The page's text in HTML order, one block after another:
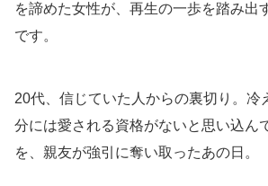
を諦めた女性が、再生の一歩を踏み出
です。
20代、信じていた人からの裏切り。冷
分には愛される資格がないと思い込ん
を、親友が強引に奪い取ったあの日。